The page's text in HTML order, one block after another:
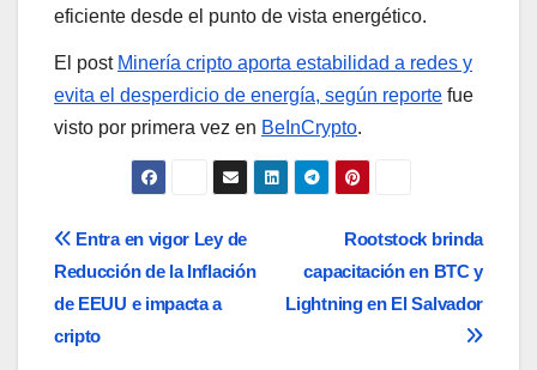
eficiente desde el punto de vista energético.
El post Minería cripto aporta estabilidad a redes y
evita el desperdicio de energía, según reporte fue
visto por primera vez en BeInCrypto.
Navegación
de
entradas
Rootstock brinda
capacitación en BTC y
Lightning en El Salvador
Entra en vigor Ley de
Reducción de la Inflación
de EEUU e impacta a
cripto